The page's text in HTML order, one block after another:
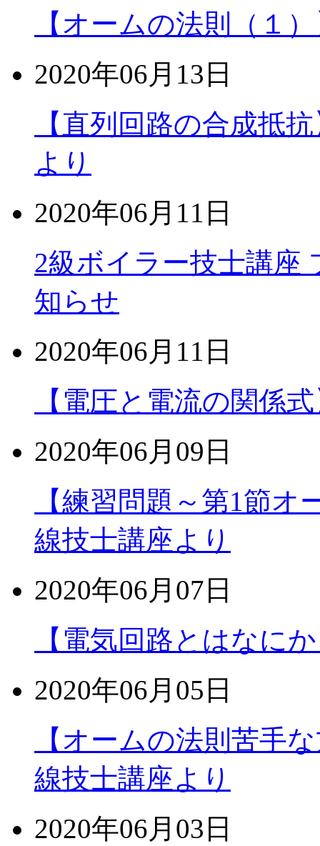
【オームの法則（１
2020年06月13日
【直列回路の合成抵
より
2020年06月11日
2級ボイラー技士講座
知らせ
2020年06月11日
【電圧と電流の関係
2020年06月09日
【練習問題～第1節
線技士講座より
2020年06月07日
【電気回路とはなに
2020年06月05日
【オームの法則苦手
線技士講座より
2020年06月03日